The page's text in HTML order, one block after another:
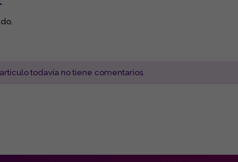
todavía no tiene comentarios.